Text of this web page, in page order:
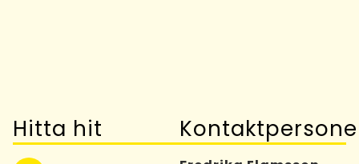
Hitta hit